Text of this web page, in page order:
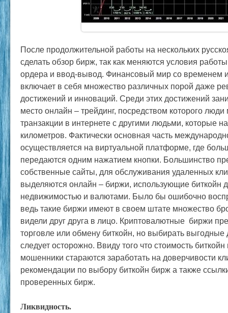
После продолжительной работы на нескольких
сделать обзор бирж, так как меняются условия
ордера и ввод-вывод. Финансовый мир со временем
включает в себя множество различных порой даже
достижений и инноваций. Среди этих достижений
место онлайн – трейдинг, посредством которого люди
транзакции в интернете с другими людьми, которые
километров. Фактически основная часть
осуществляется на виртуальной платформе, где
передаются одним нажатием кнопки. Большинство
собственные сайты, для обслуживания удаленных
выделяются онлайн – биржи, использующие биткойн
недвижимостью и валютами. Было бы ошибочно
ведь такие биржи имеют в своем штате множество
видели друг друга в лицо. Криптовалютные биржи
торговле или обмену биткойн, но выбирать
следует осторожно. Ввиду того что стоимость биткойн
мошенники стараются заработать на доверчивости
рекомендации по выбору биткойн бирж а также
проверенных бирж.
Ликвидность.